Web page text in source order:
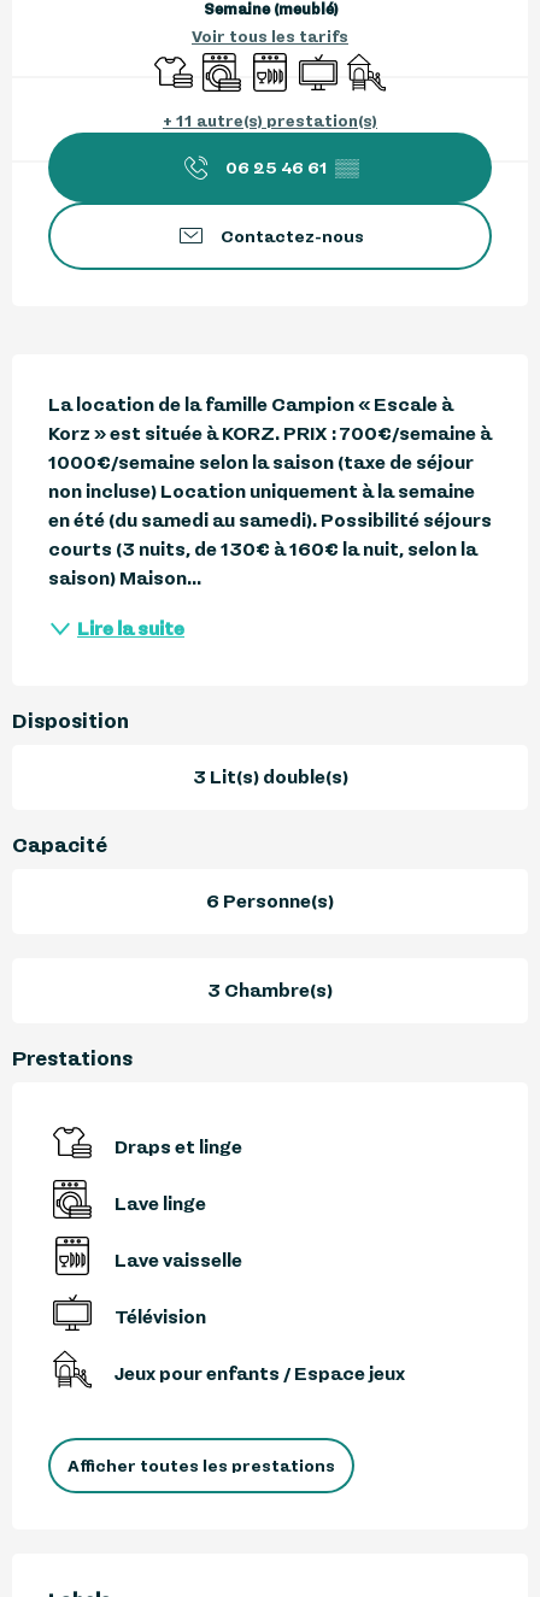
Semaine (meublé)
Voir tous les tarifs
Draps et linge
Lave lingeLave vaisselle
TélévisionJeux pour enfants /
+ 11 autre(s) prestation(s)
06 25 46 61 ▒▒
Contactez-nous
La location de la famille Campion « Escale à
Korz » est située à KORZ. PRIX : 700€/semaine à
1000€/semaine selon la saison (taxe de séjour
non incluse) Location uniquement à la semaine
en été (du samedi au samedi). Possibilité séjours
courts (3 nuits, de 130€ à 160€ la nuit, selon la
saison) Maison...
Lire la suite
Disposition
3 Lit(s) double(s)
Capacité
6 Personne(s)
3 Chambre(s)
Prestations
Draps et linge
Lave linge
Lave vaisselle
Télévision
Jeux pour enfants / Espace jeux
Afficher toutes les prestations